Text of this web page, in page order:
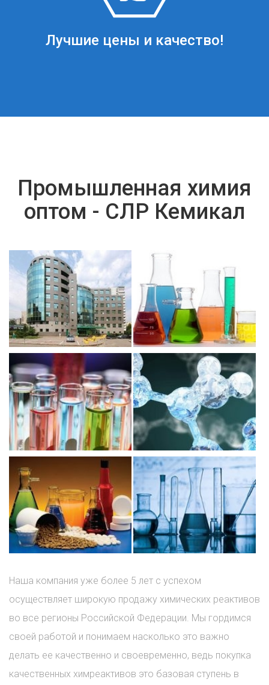
Лучшие цены и качество!
Промышленная химия
оптом - СЛР Кемикал
Наша компания уже более 5 лет с успехом
осуществляет широкую продажу химических реактивов
во все регионы Российской Федерации. Мы гордимся
своей работой и понимаем насколько это важно
делать ее качественно и своевременно, ведь покупка
качественных химреактивов это базовая ступень в